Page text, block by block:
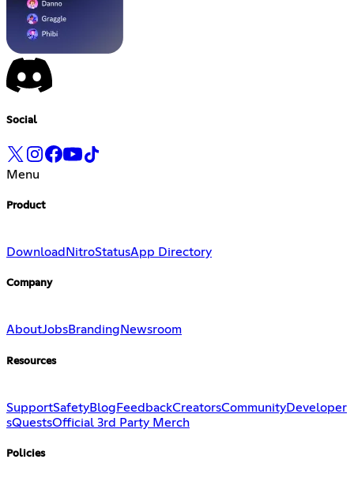
Social
Menu
Product
Download NitroStatusApp Directory
Company
AboutJobsBranding Newsroom
Resources
SupportSafetyBlog FeedbackCreatorsCommunityDeveloper
sQuestsOfficial 3rd Party Merch
Policies